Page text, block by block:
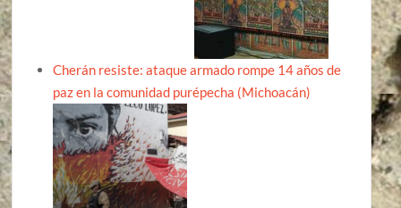
Cherán resiste: ataque armado rompe 14 años de
paz en la comunidad purépecha (Michoacán)